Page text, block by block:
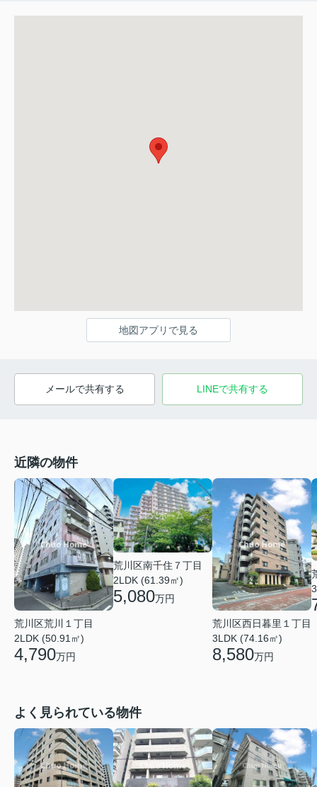
地図アプリで見る
メールで共有する LINEで共有する
近隣の物件
荒川区荒川１丁目
2LDK (50.91㎡)
4,790万円
荒川区南千住７丁目
2LDK (61.39㎡)
5,080万円
荒川区西日暮里１丁目
3LDK (74.16㎡)
8,580万円
よく見られている物件